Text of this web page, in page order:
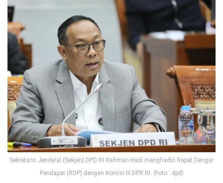
Sekretaris Jenderal (Sekjen) DPD RI Rahman Hadi menghadiri Rapat Dengar
Pendapat (RDP) dengan Komisi III DPR RI. (Foto : dpd)